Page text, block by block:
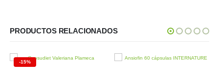
PRODUCTOS RELACIONADOS